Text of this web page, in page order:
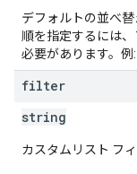
デフォルトの並べ
順を指定するには
必要があります。例:
filter
string
カスタムリスト フ